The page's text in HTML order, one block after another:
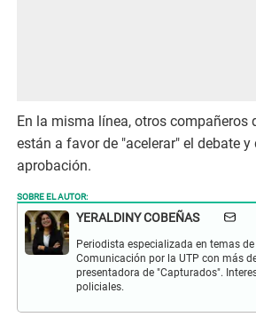
En la misma línea, otros
están a favor de "acelerar" el debate
aprobación.
SOBRE EL AUTOR:
YERALDINY COBEÑAS
Periodista especializada en temas
Comunicación por la UTP con más
presentadora de "Capturados".
policiales.